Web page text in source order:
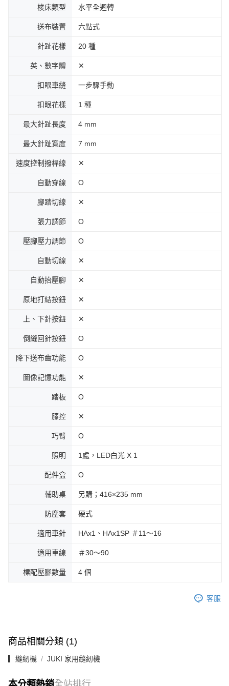
梭床類型 水平全迴轉
送布裝置 六點式
針趾花樣 20 種
英、數字體 ✕
扣眼車縫 一步驟手動
扣眼花樣 1 種
最大針趾長度 4 mm
最大針趾寬度 7 mm
速度控制撥桿線 ✕
自動穿線 Ο
腳踏切線 ✕
張力調節 Ο
壓腳壓力調節 Ο
自動切線 ✕
自動抬壓腳 ✕
原地打結按鈕 ✕
上、下針按鈕 ✕
倒縫回針按鈕 Ο
降下送布齒功能 Ο
圖像記憶功能 ✕
踏板 Ο
膝控 ✕
巧臂 Ο
照明 1處，LED白光 X 1
配件盒 Ο
輔助桌 另購；416×235 mm
防塵套 硬式
適用車針 HAx1、HAx1SP ＃11～16
適用車線 ＃30～90
標配壓腳數量 4 個
客服
商品相關分類 (1)
▎縫紉機 JUKI 家用縫紉機
本分類熱銷全站排行